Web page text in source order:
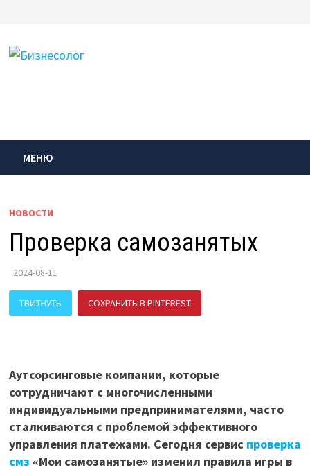
содержимому
МЕНЮ
НОВОСТИ
Проверка самозанятых
2024-08-11
ТВИТНУТЬ СОХРАНИТЬ В PINTEREST
Аутсорсинговые компании, которые
сотрудничают с многочисленными
индивидуальными предпринимателями, часто
сталкиваются с проблемой эффективного
управления платежами. Сегодня сервис проверка
смз «Мои самозанятые» изменил правила игры в